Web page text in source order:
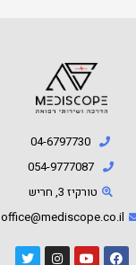
04-6797730
054-9777087⁩
טורקיז 3, חריש
office@mediscope.co.il